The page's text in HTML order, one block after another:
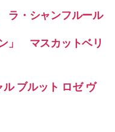
・シャンフルール
」 マスカットベリ
ブルット ロゼ ヴ